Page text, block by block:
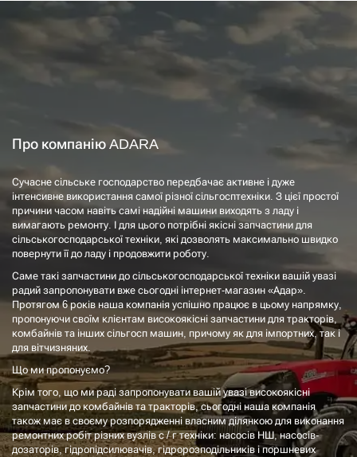
Про компанію ADARA
Сучасне сільське господарство передбачає активне і дуже
інтенсивне використання самої різної сільгосптехніки. З цієї простої
причини часом навіть самі надійні машини виходять з ладу і
вимагають ремонту. І для цього потрібні якісні запчастини для
сільськогосподарської техніки, які дозволять максимально швидко
повернути її до ладу і продовжити роботу.
Саме такі запчастини до сільськогосподарської техніки вашій увазі
радий запропонувати вже сьогодні інтернет-магазин «Адар».
Протягом 6 років наша компанія успішно працює в цьому напрямку,
пропонуючи своїм клієнтам високоякісні запчастини для тракторів,
комбайнів та інших сільгосп машин, причому як для імпортних, так і
для вітчизняних.
Що ми пропонуємо?
Крім того, що ми раді запропонувати вашій увазі високоякісні
запчастини до комбайнів та тракторів, сьогодні наша компанія
також має в своєму розпорядженні власним ділянкою для виконання
ремонтних робіт різних вузлів с / г техніки: насосів НШ, насосів-
дозаторів, гідропідсилювачів, гідророзподільників і поршневих